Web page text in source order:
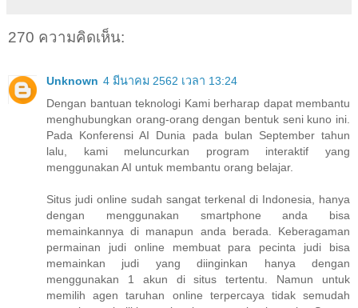
270 ความคิดเห็น:
Unknown 4 มีนาคม 2562 เวลา 13:24
Dengan bantuan teknologi Kami berharap dapat membantu
menghubungkan orang-orang dengan bentuk seni kuno ini.
Pada Konferensi AI Dunia pada bulan September tahun
lalu, kami meluncurkan program interaktif yang
menggunakan AI untuk membantu orang belajar.
Situs judi online sudah sangat terkenal di Indonesia, hanya
dengan menggunakan smartphone anda bisa
memainkannya di manapun anda berada. Keberagaman
permainan judi online membuat para pecinta judi bisa
memainkan judi yang diinginkan hanya dengan
menggunakan 1 akun di situs tertentu. Namun untuk
memilih agen taruhan online terpercaya tidak semudah